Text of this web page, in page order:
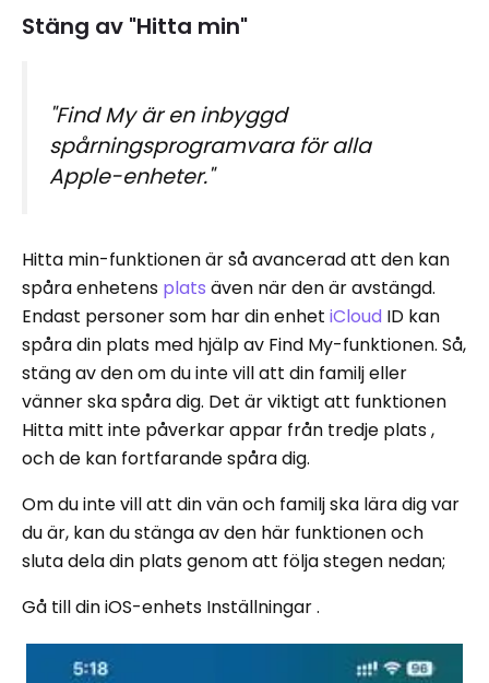
Stäng av "Hitta min"
"Find My är en inbyggd
spårningsprogramvara för alla
Apple-enheter."
Hitta min-funktionen är så avancerad att den kan
spåra enhetens plats även när den är avstängd.
Endast personer som har din enhet iCloud ID kan
spåra din plats med hjälp av Find My-funktionen. Så,
stäng av den om du inte vill att din familj eller
vänner ska spåra dig. Det är viktigt att funktionen
Hitta mitt inte påverkar appar från tredje plats ,
och de kan fortfarande spåra dig.
Om du inte vill att din vän och familj ska lära dig var
du är, kan du stänga av den här funktionen och
sluta dela din plats genom att följa stegen nedan;
Gå till din iOS-enhets Inställningar .